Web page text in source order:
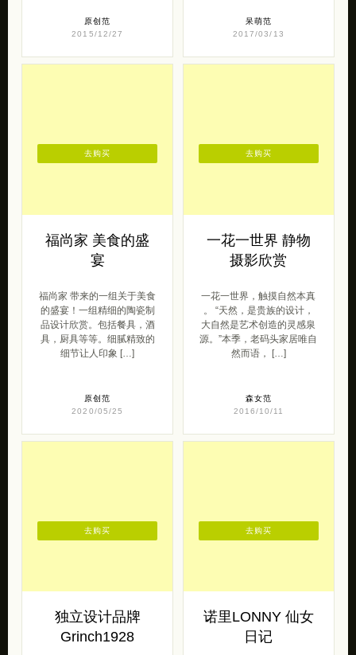
原创范
2015/12/27
呆萌范
2017/03/13
福尚家 美食的盛
宴
福尚家 带来的一组关于美食
的盛宴！一组精细的陶瓷制
品设计欣赏。包括餐具，酒
具，厨具等等。细腻精致的
细节让人印象 […]
原创范
2020/05/25
去购买
一花一世界 静物
摄影欣赏
一花一世界，触摸自然本真
。 “天然，是贵族的设计，
大自然是艺术创造的灵感泉
源。”本季，老码头家居唯自
然而语， […]
森女范
2016/10/11
去购买
独立设计品牌
Grinch1928
去购买
诺里LONNY 仙女
日记
去购买